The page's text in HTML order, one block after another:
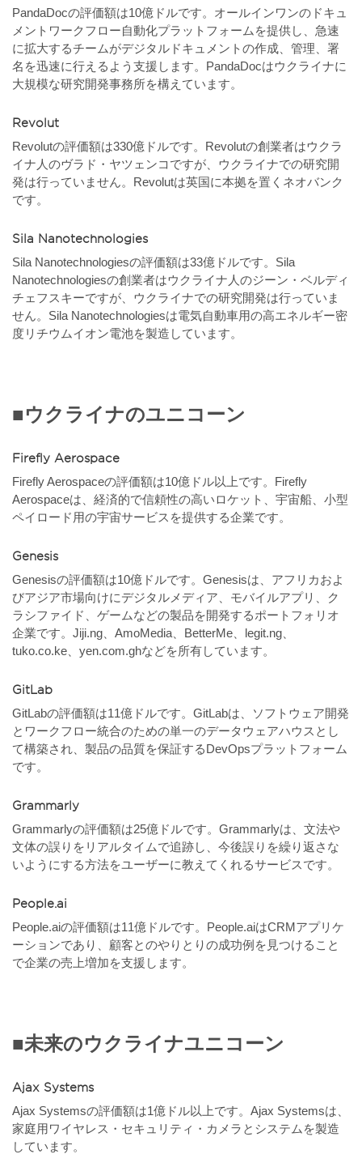
PandaDocの評価額は10億ドルです。オールインワンのドキュ
メントワークフロー自動化プラットフォームを提供し、急速
に拡大するチームがデジタルドキュメントの作成、管理、署
名を迅速に行えるよう支援します。PandaDocはウクライナに
大規模な研究開発事務所を構えています。
Revolut
Revolutの評価額は330億ドルです。Revolutの創業者はウクラ
イナ人のヴラド・ヤツェンコですが、ウクライナでの研究開
発は行っていません。Revolutは英国に本拠を置くネオバンク
です。
Sila Nanotechnologies
Sila Nanotechnologiesの評価額は33億ドルです。Sila
Nanotechnologiesの創業者はウクライナ人のジーン・ベルディ
チェフスキーですが、ウクライナでの研究開発は行っていま
せん。Sila Nanotechnologiesは電気自動車用の高エネルギー密
度リチウムイオン電池を製造しています。
■ウクライナのユニコーン
Firefly Aerospace
Firefly Aerospaceの評価額は10億ドル以上です。Firefly
Aerospaceは、経済的で信頼性の高いロケット、宇宙船、小型
ペイロード用の宇宙サービスを提供する企業です。
Genesis
Genesisの評価額は10億ドルです。Genesisは、アフリカおよ
びアジア市場向けにデジタルメディア、モバイルアプリ、ク
ラシファイド、ゲームなどの製品を開発するポートフォリオ
企業です。Jiji.ng、AmoMedia、BetterMe、legit.ng、
tuko.co.ke、yen.com.ghなどを所有しています。
GitLab
GitLabの評価額は11億ドルです。GitLabは、ソフトウェア開発
とワークフロー統合のための単一のデータウェアハウスとし
て構築され、製品の品質を保証するDevOpsプラットフォーム
です。
Grammarly
Grammarlyの評価額は25億ドルです。Grammarlyは、文法や
文体の誤りをリアルタイムで追跡し、今後誤りを繰り返さな
いようにする方法をユーザーに教えてくれるサービスです。
People.ai
People.aiの評価額は11億ドルです。People.aiはCRMアプリケ
ーションであり、顧客とのやりとりの成功例を見つけること
で企業の売上増加を支援します。
■未来のウクライナユニコーン
Ajax Systems
Ajax Systemsの評価額は1億ドル以上です。Ajax Systemsは、
家庭用ワイヤレス・セキュリティ・カメラとシステムを製造
しています。